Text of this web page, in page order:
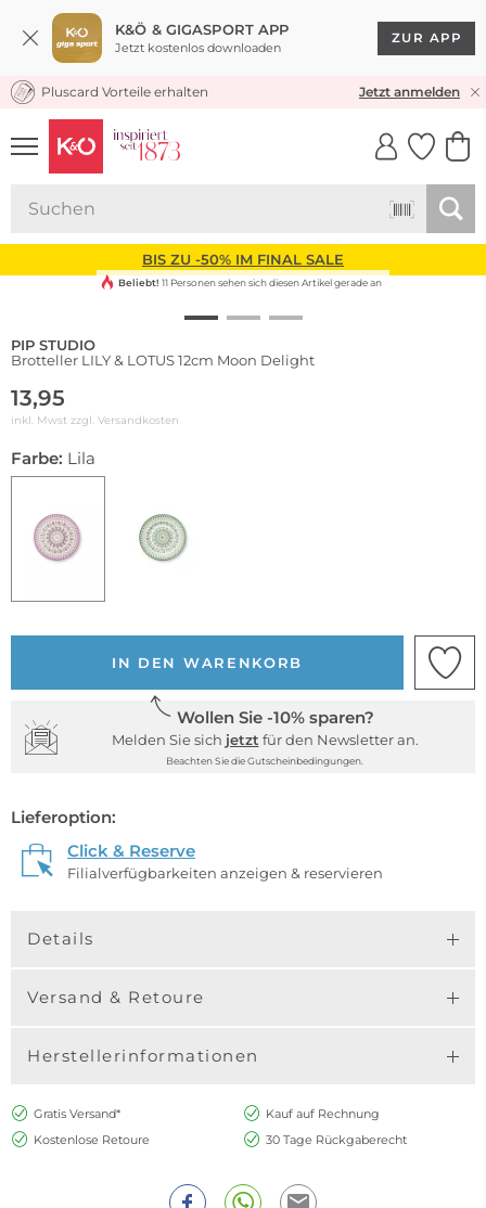
K&Ö & GIGASPORT APP
Jetzt kostenlos downloaden
ZUR APP
KOSTENLOSER VERSAND* & RÜCKVERSAND
Pluscard Vorteile erhalten Jetzt anmelden
UNSERE APP
CLICK &
BIS ZU -50% IM FINAL SALE
Beliebt! 11 Personen sehen sich diesen Artikel gerade an
PIP STUDIO
Brotteller LILY & LOTUS 12cm Moon Delight
13,95
inkl. Mwst zzgl. Versandkosten
Farbe: Lila
IN DEN WARENKORB
Wollen Sie -10% sparen?
Melden Sie sich jetzt für den Newsletter an.
Beachten Sie die Gutscheinbedingungen.
Lieferoption:
Click & Reserve
Filialverfügbarkeiten anzeigen & reservieren
Details
Versand & Retoure
Herstellerinformationen
Gratis Versand*
Kauf auf Rechnung
Kostenlose Retoure
30 Tage Rückgaberecht